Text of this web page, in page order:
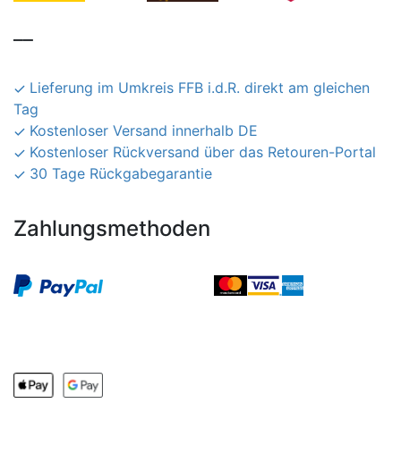
Lieferung im Umkreis FFB i.d.R. direkt am gleichen
Tag
Kostenloser Versand innerhalb DE
Kostenloser Rückversand über das Retouren-Portal
30 Tage Rückgabegarantie
Zahlungsmethoden